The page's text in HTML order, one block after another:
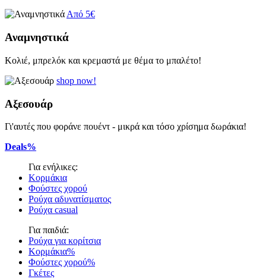
Από 5€
Αναμνηστικά
Κολιέ, μπρελόκ και κρεμαστά με θέμα το μπαλέτο!
shop now!
Αξεσουάρ
Γι'αυτές που φοράνε πουέντ - μικρά και τόσο χρίσημα δωράκια!
Deals%
Για ενήλικες:
Κορμάκια
Φούστες χορού
Ρούχα αδυνατίσματος
Ρούχα casual
Για παιδιά:
Ρούχα για κορίτσια
Κορμάκια%
Φούστες χορού%
Γκέτες